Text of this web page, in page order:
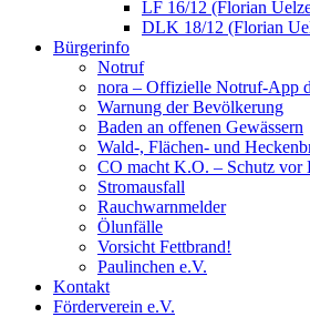
LF 16/12 (Florian
DLK 18/12 (Florian
Bürgerinfo
Notruf
nora – Offizielle Notruf-App
Warnung der Bevölkerung
Baden an offenen Gewässern
Wald-, Flächen- und
CO macht K.O. – Schutz vor
Stromausfall
Rauchwarnmelder
Ölunfälle
Vorsicht Fettbrand!
Paulinchen e.V.
Kontakt
Förderverein e.V.